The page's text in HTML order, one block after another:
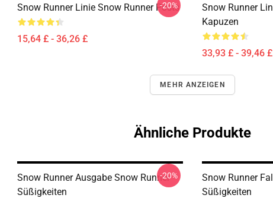
Snow Runner Linie Snow Runner Posts
15,64 £ - 36,26 £
-20%
Snow Runner
Kapuzen
33,93 £ - 39,46 £
MEHR ANZEIGEN
Ähnliche Produkte
Snow Runner Ausgabe Snow Runner
Süßigkeiten
-20%
Snow Runner
Süßigkeiten